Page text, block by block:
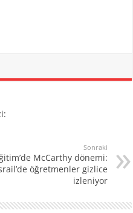
Sonraki
McCarthy dönemi:
öğretmenler gizlice
izleniyor